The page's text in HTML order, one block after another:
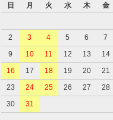
日
月 火 水 木 金
2
3 4 5 6 7
9
10 11 12 13 14
16
17 18 19 20 21
23
24 25 26 27 28
30
31